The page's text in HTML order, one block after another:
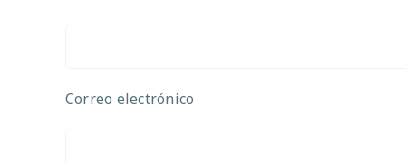
Correo electrónico